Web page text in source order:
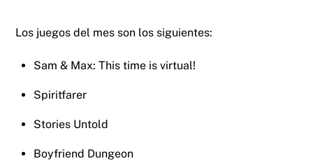
Los juegos del mes son los siguientes:
Sam & Max: This time is virtual!
Spiritfarer
Stories Untold
Boyfriend Dungeon